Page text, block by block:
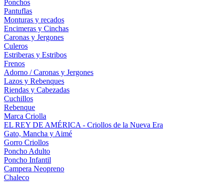
Ponchos
Pantuflas
Monturas y recados
Encimeras y Cinchas
Caronas y Jergones
Culeros
Estriberas y Estribos
Frenos
Adorno / Caronas y Jergones
Lazos y Rebenques
Riendas y Cabezadas
Cuchillos
Rebenque
Marca Criolla
EL REY DE AMÉRICA - Criollos de la Nueva Era
Gato, Mancha y Aimé
Gorro Criollos
Poncho Adulto
Poncho Infantil
Campera Neopreno
Chaleco